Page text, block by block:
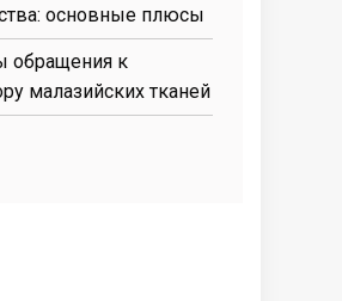
основные плюсы
обращения к
малазийских тканей